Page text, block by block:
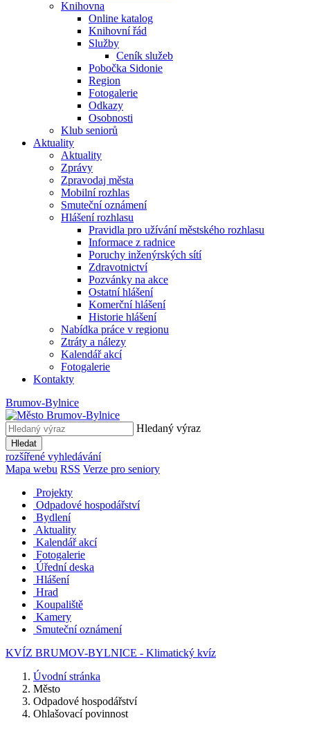
Knihovna
Online katalog
Knihovní řád
Služby
Ceník služeb
Pobočka Sidonie
Region
Fotogalerie
Odkazy
Osobnosti
Klub seniorů
Aktuality
Aktuality
Zprávy
Zpravodaj města
Mobilní rozhlas
Smuteční oznámení
Hlášení rozhlasu
Pravidla pro užívání městského rozhlasu
Informace z radnice
Poruchy inženýrských sítí
Zdravotnictví
Pozvánky na akce
Ostatní hlášení
Komerční hlášení
Historie hlášení
Nabídka práce v regionu
Ztráty a nálezy
Kalendář akcí
Fotogalerie
Kontakty
Brumov-Bylnice
Hledaný výraz
Hledat
rozšířené vyhledávání
Mapa webu RSS Verze pro seniory
Projekty
Odpadové hospodářství
Bydlení
Aktuality
Kalendář akcí
Fotogalerie
Úřední deska
Hlášení
Hrad
Koupaliště
Kamery
Smuteční oznámení
KVÍZ BRUMOV-BYLNICE - Klimatický kvíz
Úvodní stránka
Město
Odpadové hospodářství
Ohlašovací povinnost